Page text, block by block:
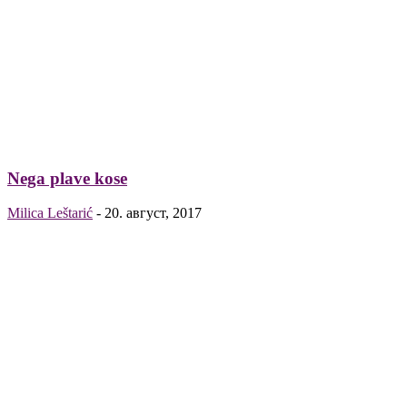
Nega plave kose
Milica Leštarić - 20. август, 2017